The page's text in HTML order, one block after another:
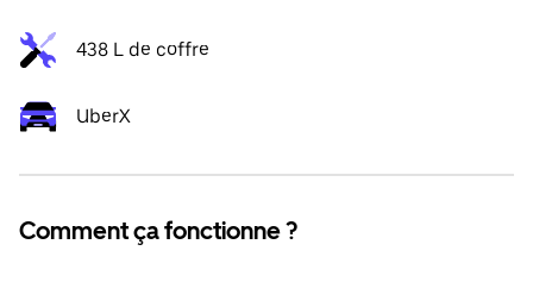
438 L de coffre
UberX
Comment ça fonctionne ?